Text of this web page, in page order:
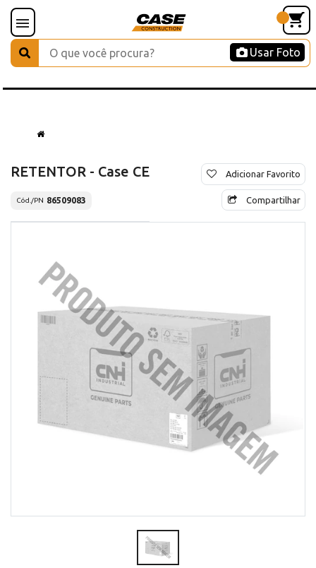
Usar Foto
RETENTOR - Case CE
Cód./PN 86509083
Adicionar Favorito
Compartilhar